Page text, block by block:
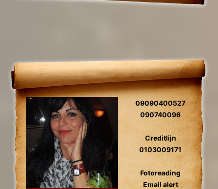
09090400527
090740096
Creditlijn
0103009171
Fotoreading
Email alert